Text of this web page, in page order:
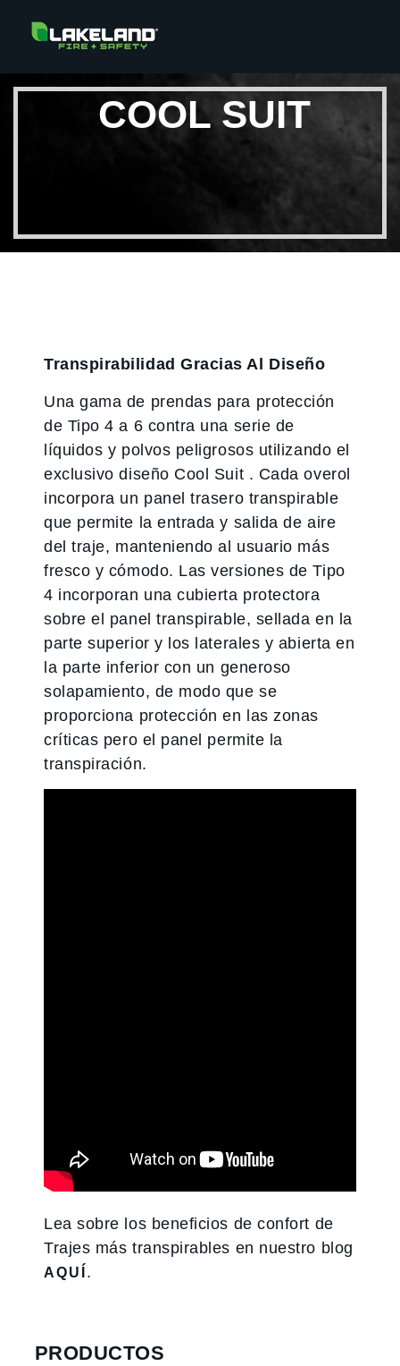
COOL SUIT
Transpirabilidad Gracias Al Diseño
Una gama de prendas para protección
de Tipo 4 a 6 contra una serie de
líquidos y polvos peligrosos utilizando el
exclusivo diseño Cool Suit . Cada overol
incorpora un panel trasero transpirable
que permite la entrada y salida de aire
del traje, manteniendo al usuario más
fresco y cómodo. Las versiones de Tipo
4 incorporan una cubierta protectora
sobre el panel transpirable, sellada en la
parte superior y los laterales y abierta en
la parte inferior con un generoso
solapamiento, de modo que se
proporciona protección en las zonas
críticas pero el panel permite la
transpiración.
Lea sobre los beneficios de confort de
Trajes más transpirables en nuestro blog
AQUÍ .
PRODUCTOS